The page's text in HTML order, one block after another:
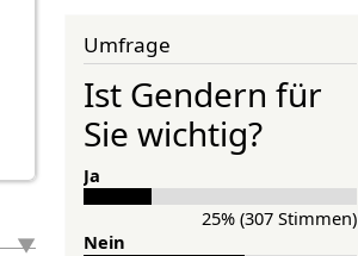
Umfrage
Ist Gendern für
Sie wichtig?
Ja
25% (307 Stimmen)
Nein